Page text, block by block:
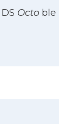
Octo ble